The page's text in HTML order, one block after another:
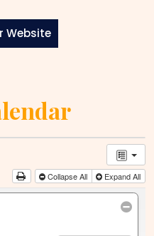
Website
Collapse All Expand All